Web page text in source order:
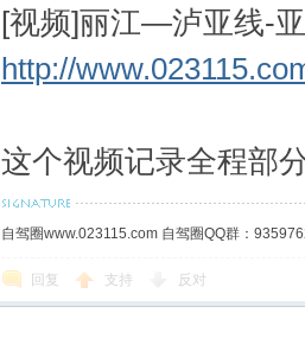
[视频]丽江—泸亚线-
http://
这个视频记录全程部
自驾圈www.023115.com 自驾圈QQ群：
回复 支持 反对